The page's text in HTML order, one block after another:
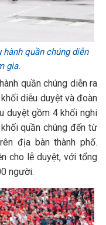
quần chúng diễn
gia.
quần chúng diễn ra
diễu duyệt và đoàn
duyệt gồm 4 khối nghi
quần chúng đến từ
địa bàn thành phố.
cho lễ duyệt, với tổng
người.